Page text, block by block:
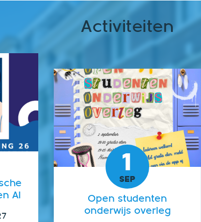
Activiteiten
AI
Open studenten
onderwijs overleg
1
SEP